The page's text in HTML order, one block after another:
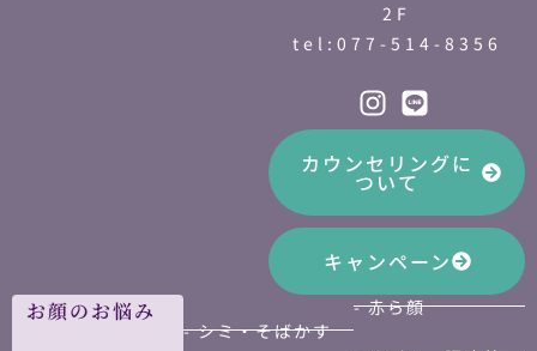
2F
tel:077-514-8356
カウンセリングに
ついて
キャンペーン
お顔のお悩み
- シミ・そばかす
- 赤ら顔